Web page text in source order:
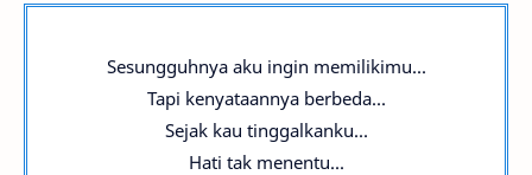
Sesungguhnya aku ingin memilikimu...
Tapi kenyataannya berbeda...
Sejak kau tinggalkanku...
Hati tak menentu...